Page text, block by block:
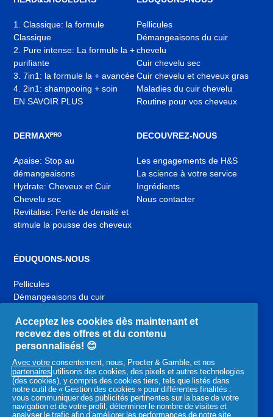
1. Classique: la formule
Classique
2. Pure intense: La formule la +
purifiante
3. 7in1: la formule la + avancée
4. 2in1: shampooing + soin
EN SAVOIR PLUS
DERMAXᴾᴿᴼ
Apaise: Stop au
démangeaisons
Hydrate: Cheveux et Cuir
Chevelu sec
Revitalise: Perte de densité et
stimule la pousse des cheveux
ÉDUQUONS-NOUS
Pellicules
Démangeaisons du cuir
Cuir chevelu sec
Cuir chevelu et cheveux gras
Maladies du cuir chevelu
Routine pour vos cheveux
Pellicules
Démangeaisons du cuir
chevelu
Cuir chevelu sec
Cuir chevelu et cheveux gras
Maladies du cuir chevelu
Routine pour vos cheveux
DECOUVREZ-NOUS
Les engagements de H&S
La science à votre service
Ingrédients
Nous contacter
YouTube
,
Facebook
,
Instagram
,
Acceptez les cookies dès maintenant et
recevez des offres et du contenu
personnalisés! 😊
Avec votre consentement, nous, Procter & Gamble, et nos
partenaires utilisons des cookies, des pixels et autres technologies
(des cookies), y compris des cookies tiers, tels que listés dans
notre outil de « Gestion des cookies » pour différentes finalités :
vous communiquer des publicités pertinentes sur la base de votre
navigation et de votre profil, déterminer le nombre de visites et
analyser le trafic afin d’améliorer les performances de notre site